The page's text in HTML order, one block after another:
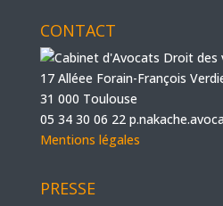
CONTACT
17 Alléee Forain-François
31 000 Toulouse
05 34 30 06 22
Mentions légales
PRESSE